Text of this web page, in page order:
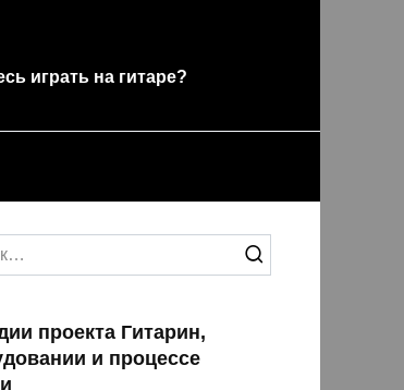
играть на гитаре?
проекта Гитарин,
и процессе